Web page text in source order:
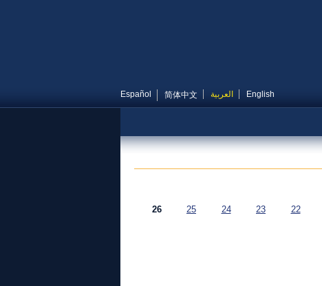
English العربية 简体中文
Español
22
23
24
25
26